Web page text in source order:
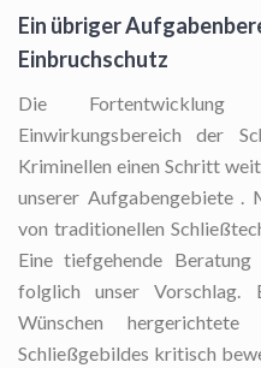
Ein übriger
Einbruchschutz
Die
Einwirkungsbereich der
Kriminellen einen Schritt
unserer Aufgabengebiete .
von traditionellen
Eine tiefgehende
folglich unser Vorschlag.
Wünschen
Schließgebildes kritisch